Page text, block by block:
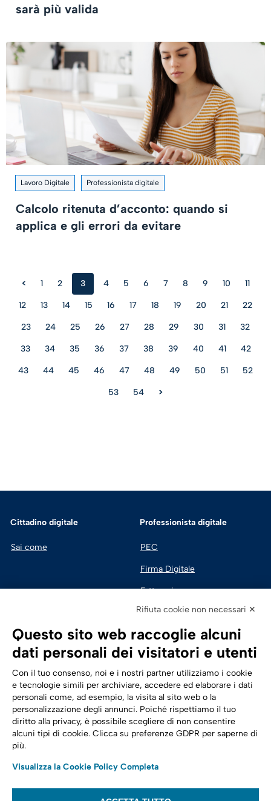
sarà più valida
Lavoro Digitale Professionista digitale
Calcolo ritenuta d’acconto: quando si
applica e gli errori da evitare
< 1 2 3 4 5 6 7 8 9 10 11
12 13 14 15 16 17 18 19 20 21 22
23 24 25 26 27 28 29 30 31 32
33 34 35 36 37 38 39 40 41 42
43 44 45 46 47 48 49 50 51 52
53 54 >
Cittadino digitale
Sai come
Professionista digitale
PEC
Firma Digitale
Fatturazione
Sicurezza Digitale
Cloud
Trasformazione digitale
Energia
Telecomunicazioni
Automotive
Seguici su:
Rifiuta cookie non necessari ✕
Questo sito web raccoglie alcuni
dati personali dei visitatori e utenti
Con il tuo consenso, noi e i nostri partner utilizziamo i cookie
e tecnologie simili per archiviare, accedere ed elaborare i dati
personali come, ad esempio, la visita al sito web o la
personalizzazione degli annunci. Poiché rispettiamo il tuo
diritto alla privacy, è possibile scegliere di non consentire
alcuni tipi di cookie. Clicca su preferenze GDPR per saperne di
più.
Visualizza la Cookie Policy Completa